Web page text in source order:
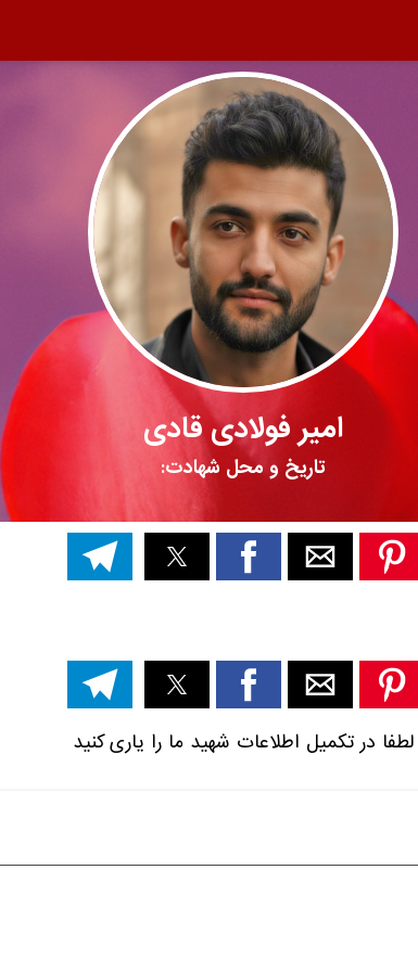
امیر فولادی قادی
تاریخ و محل شهادت:
لطفا در تکمیل اطلاعات شهید ما را یاری کنید